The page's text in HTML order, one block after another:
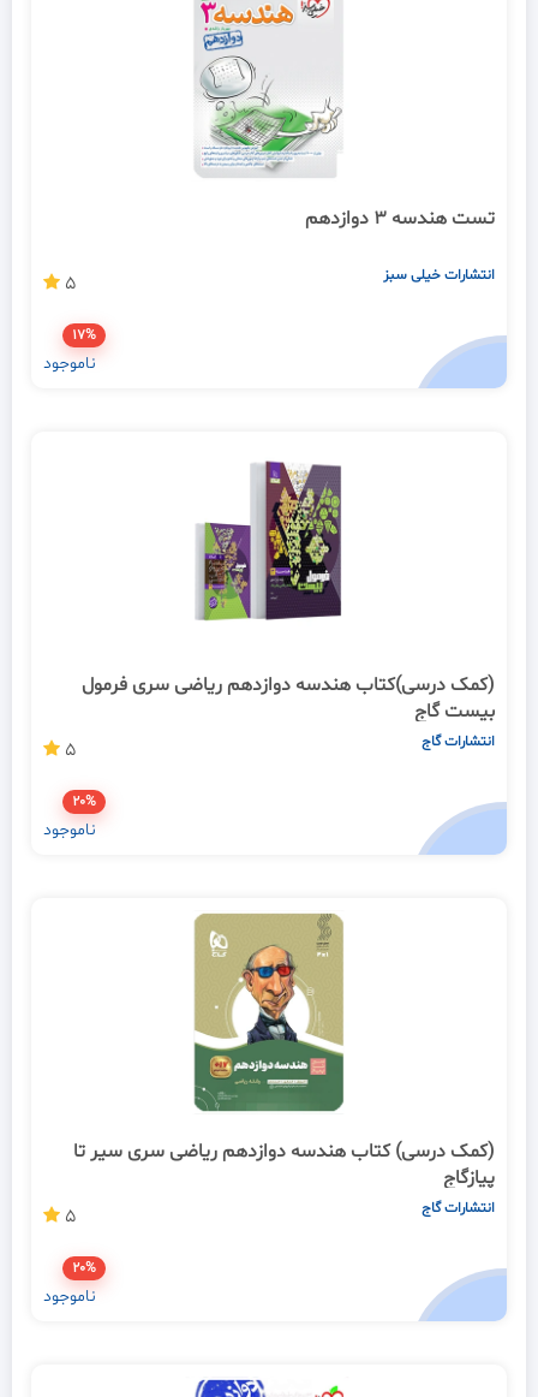
تست هندسه 3 دوازدهم
انتشارات خیلی سبز 5
17%
ناموجود
(کمک درسی)کتاب هندسه دوازدهم ریاضی سری فرمول
بیست گاج
انتشارات گاج 5
20%
ناموجود
(کمک درسی) کتاب هندسه دوازدهم ریاضی سری سیر تا
پیازگاج
انتشارات گاج 5
20%
ناموجود